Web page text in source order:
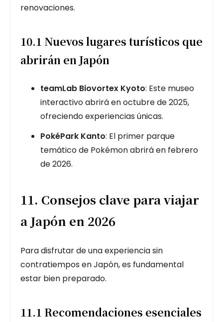
renovaciones.
10.1 Nuevos lugares turísticos que
abrirán en Japón
teamLab Biovortex Kyoto: Este museo
interactivo abrirá en octubre de 2025,
ofreciendo experiencias únicas.
PokéPark Kanto: El primer parque
temático de Pokémon abrirá en febrero
de 2026.
11. Consejos clave para viajar
a Japón en 2026
Para disfrutar de una experiencia sin
contratiempos en Japón, es fundamental
estar bien preparado.
11.1 Recomendaciones esenciales